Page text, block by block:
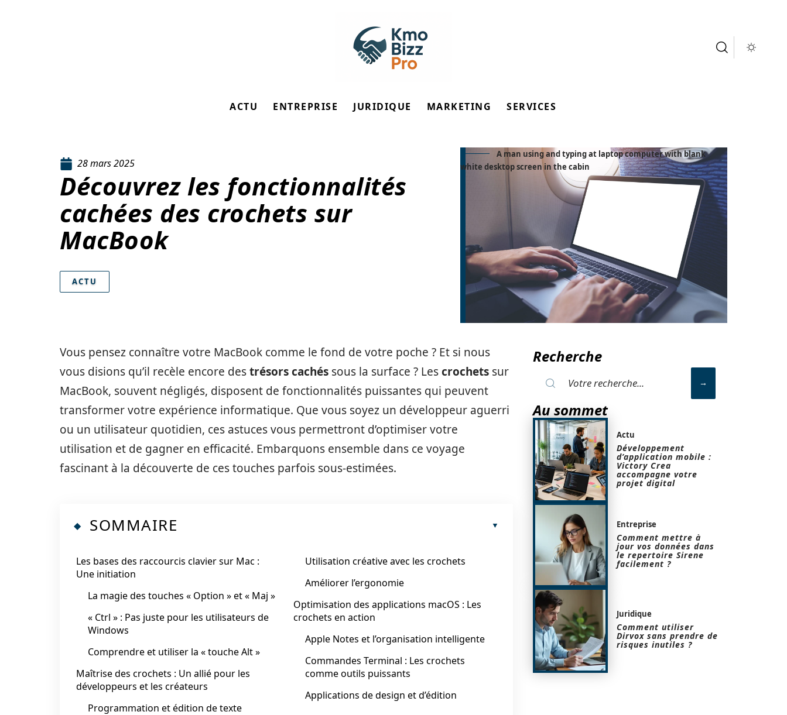
ACTU ENTREPRISE JURIDIQUE MARKETING SERVICES
28 mars 2025
Découvrez les fonctionnalités
cachées des crochets sur
MacBook
ACTU
A man using and typing at laptop computer with blank
white desktop screen in the cabin
Vous pensez connaître votre MacBook comme le fond de votre poche ? Et si nous
vous disions qu’il recèle encore destrésors cachés sous la surface ? Lescrochets sur
MacBook, souvent négligés, disposent de fonctionnalités puissantes qui peuvent
transformer votre expérience informatique. Que vous soyez un développeur aguerri
ou un utilisateur quotidien, ces astuces vous permettront d’optimiser votre
utilisation et de gagner en efficacité. Embarquons ensemble dans ce voyage
fascinant à la découverte de ces touches parfois sous-estimées.
SOMMAIRE
Les bases des raccourcis clavier sur Mac :
Une initiation
La magie des touches « Option » et « Maj »
« Ctrl » : Pas juste pour les utilisateurs de
Windows
Comprendre et utiliser la « touche Alt »
Maîtrise des crochets : Un allié pour les
développeurs et les créateurs
Programmation et édition de texte
Utilisation créative avec les crochets
Améliorer l’ergonomie
Optimisation des applications macOS : Les
crochets en action
Apple Notes et l’organisation intelligente
Commandes Terminal : Les crochets
comme outils puissants
Applications de design et d’édition
Recherche
Au sommet
Actu
Développement
d’application mobile :
Victory Crea
accompagne votre
projet digital
Entreprise
Comment mettre à
jour vos données dans
le repertoire Sirene
facilement ?
Juridique
Comment utiliser
Dirvox sans prendre de
risques inutiles ?